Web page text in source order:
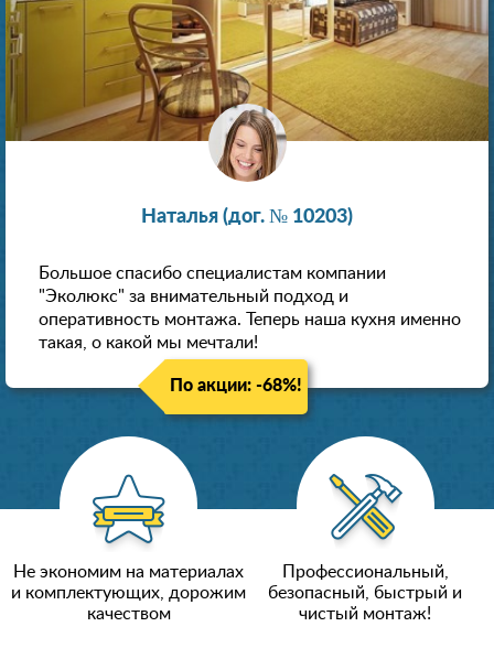
Наталья (дог. № 10203)
Большое спасибо специалистам компании
"Эколюкс" за внимательный подход и
оперативность монтажа. Теперь наша кухня именно
такая, о какой мы мечтали!
По акции: -68%!
Не экономим на материалах
и комплектующих, дорожим
качеством
Профессиональный,
безопасный, быстрый и
чистый монтаж!